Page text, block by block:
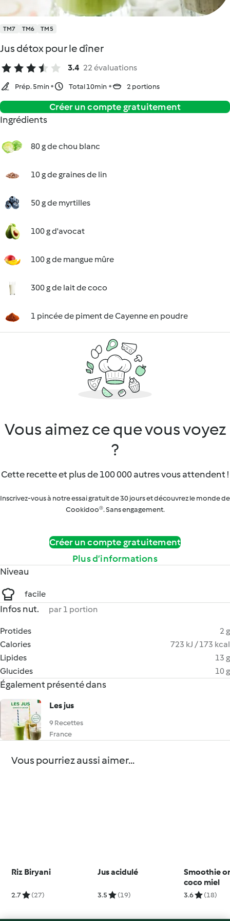
TM7 TM6 TM5
Jus détox pour le dîner
3.4 22 évaluations
Prép. 5min Total 10min 2 portions
Créer un compte gratuitement
Ingrédients
80 g de chou blanc
10 g de graines de lin
50 g de myrtilles
100 g d'avocat
100 g de mangue mûre
300 g de lait de coco
1 pincée de piment de Cayenne en poudre
Vous aimez ce que vous voyez
?
Cette recette et plus de 100 000 autres vous attendent !
Inscrivez-vous à notre essai gratuit de 30 jours et découvrez le monde de
Cookidoo®. Sans engagement.
Créer un compte gratuitement
Plus d’informations
Niveau
facile
Infos nut. par 1 portion
Protides
2 g
Calories
723 kJ / 173 kcal
Lipides
13 g
Glucides
10 g
Également présenté dans
Les jus
9 Recettes
France
Vous pourriez aussi aimer...
Riz Biryani
2.7 (27)
Jus acidulé
3.5 (19)
Smoothie
coco miel
3.6 (18)